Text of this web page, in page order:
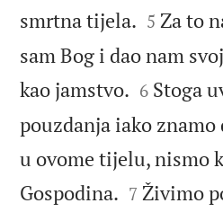
smrtna tijela. 

5 Za to
sam Bog i dao nam
kao jamstvo. 

6 Stoga
pouzdanja iako znamo
u ovome tijelu, nismo
Gospodina. 

7 Živimo